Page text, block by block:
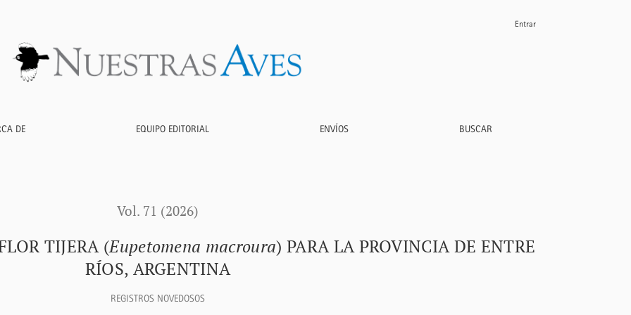
macroura</i>) para la provincia de Entre Ríos, Argentina
DE EQUIPO EDITORIAL ENVÍOS BUSCAR
Entrar
Vol. 71 (2026)
TIJERA (Eupetomena macroura) PARA LA PROVINCIA DE ENTRE
RÍOS, ARGENTINA
REGISTROS NOVEDOSOS